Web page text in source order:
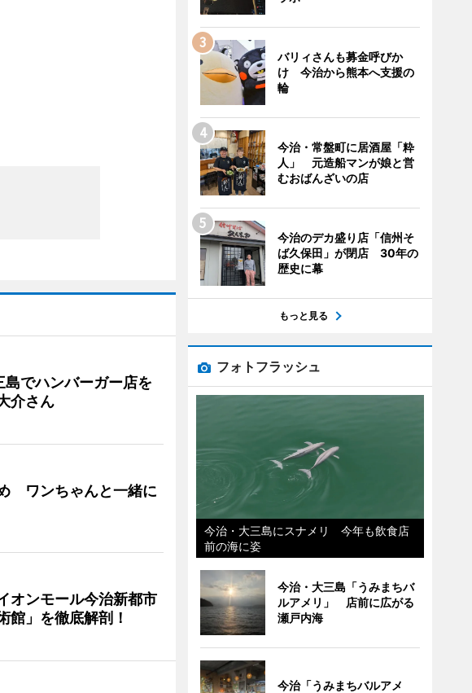
島でハンバーガー店を
介さん
ワンちゃんと一緒に
オンモール今治新都市
館」を徹底解剖！
バリィさんも募金呼びか
け 今治から熊本へ支援の
輪
今治・常盤町に居酒屋「粋
人」 元造船マンが娘と営
むおばんざいの店
今治のデカ盛り店「信州そ
ば久保田」が閉店 30年の
歴史に幕
もっと見る
フォトフラッシュ
今治・大三島にスナメリ 今年も飲食店
前の海に姿
今治・大三島「うみまちバ
ルアメリ」 店前に広がる
瀬戸内海
今治「うみまちバルアメ